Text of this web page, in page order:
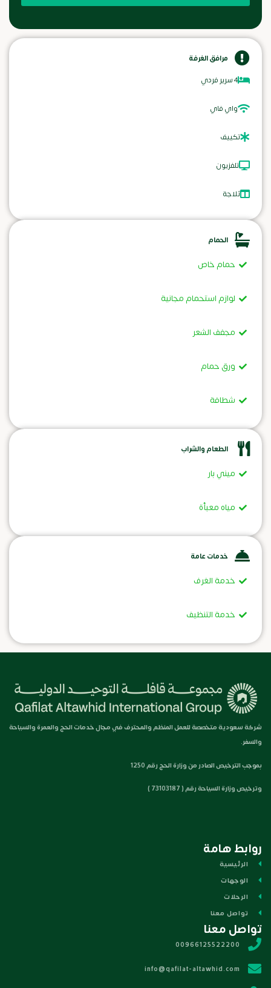
مرافق الغرفة
4 سرير فردي
واي فاي
تكييف
تلفزيون
ثلاجة
الحمام
حمام خاص
لوازم استحمام مجانية
مجفف الشعر
ورق حمام
شطافة
الطعام والشراب
ميني بار
مياه معبأة
خدمات عامة
خدمة الغرف
خدمة التنظيف
شركة سعودية متخصصة للعمل المنظم والمحترف في مجال خدمات الحج والعمرة والسياحة
والسفر.
بموجب الترخيص الصادر من وزارة الحج رقم 1250
وترخيص وزارة السياحة رقم ( 73103187 )
روابط هامة
الرئيسية
الوجهات
الرحلات
تواصل معنا
تواصل معنا
00966125522200
info@qafilat-altawhid.com